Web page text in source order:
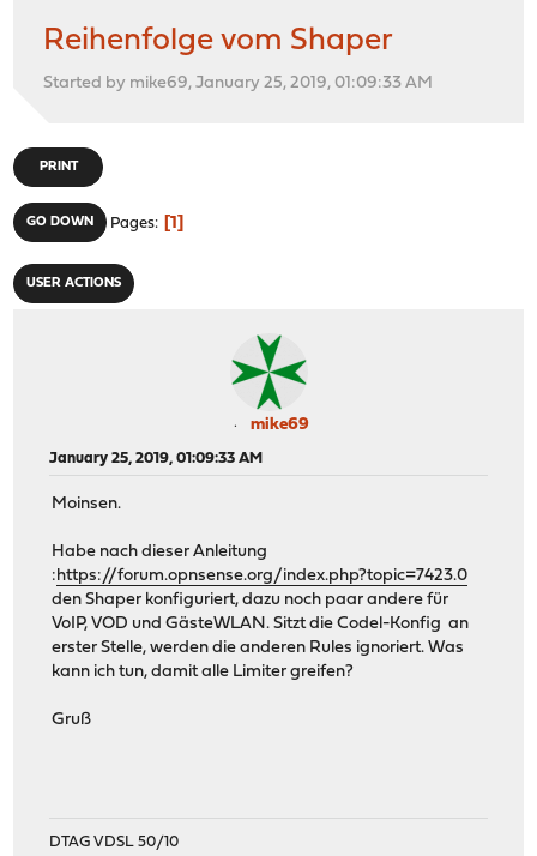
Reihenfolge vom Shaper
Started by mike69, January 25, 2019, 01:09:33 AM
PRINT
GO DOWN Pages 1
USER ACTIONS
mike69
January 25, 2019, 01:09:33 AM
Moinsen.
Habe nach dieser Anleitung
:https://forum.opnsense.org/index.php?topic=7423.0
den Shaper konfiguriert, dazu noch paar andere für
VoIP, VOD und GästeWLAN. Sitzt die Codel-Konfig an
erster Stelle, werden die anderen Rules ignoriert. Was
kann ich tun, damit alle Limiter greifen?
Gruß
DTAG VDSL 50/10